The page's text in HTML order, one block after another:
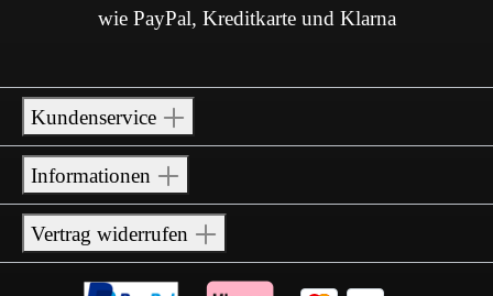
wie PayPal, Kreditkarte und Klarna
Kundenservice
Informationen
Vertrag widerrufen